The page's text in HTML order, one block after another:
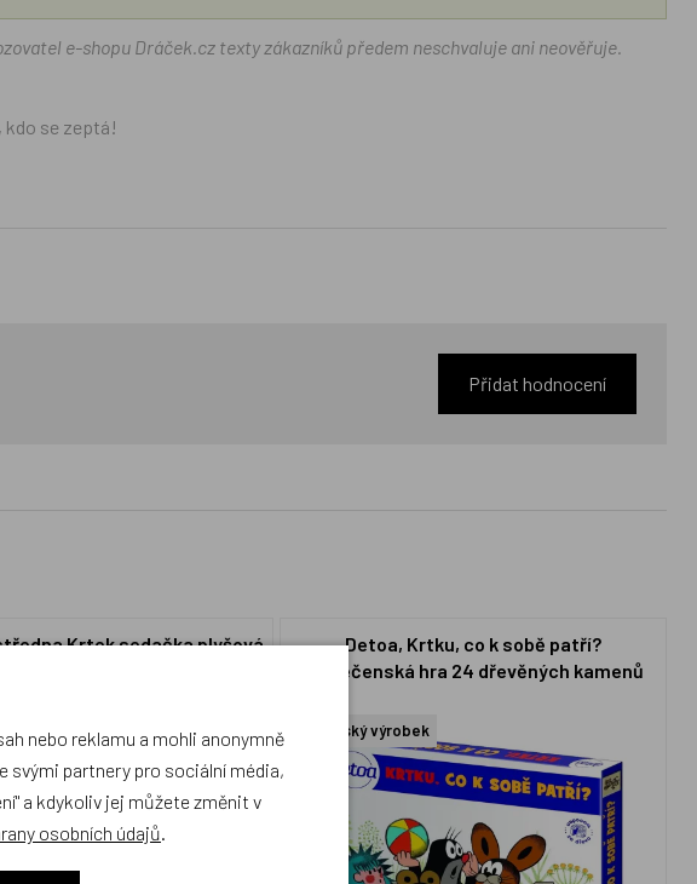
e-shopu Dráček.cz texty zákazníků předem neschvaluje ani neověřuje.
kdo se zeptá!
Přidat hodnocení
Krtek sedačka plyšová
Detoa, Krtku, co k sobě patří?
společenská hra 24 dřevěných kamenů
Český výrobek
nebo reklamu a mohli anonymně
svými partnery pro sociální média,
a kdykoliv jej můžete změnit v
osobních údajů